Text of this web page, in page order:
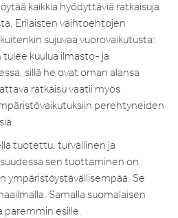
kaikkia hyödyttäviä ratkaisuja
Erilaisten vaihtoehtojen
sujuvaa vuorovaikutusta:
kuulua ilmasto- ja
sillä he ovat oman alansa
ratkaisu vaatii myös
perehtyneiden
tuotettu, turvallinen ja
sen tuottaminen on
ympäristöystävällisempää. Se
Samalla suomalaisen
paremmin esille.